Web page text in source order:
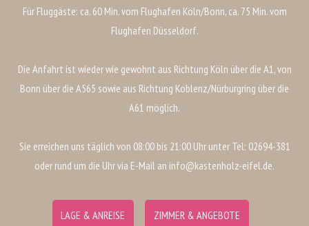
Für Fluggäste: ca. 60 Min. vom Flughafen Köln/Bonn, ca. 75 Min. vom
Flughafen Düsseldorf.
Die Anfahrt ist wieder wie gewohnt aus Richtung Köln über die A1, von
Bonn über die A565 sowie aus Richtung Koblenz/Nürburgring über die
A61 möglich.
Sie erreichen uns täglich von 08:00 bis 21:00 Uhr unter Tel: 02694-381
oder rund um die Uhr via E-Mail an info@kastenholz-eifel.de.
LAGE & ANREISE ZIMMER & ANGEBOTE